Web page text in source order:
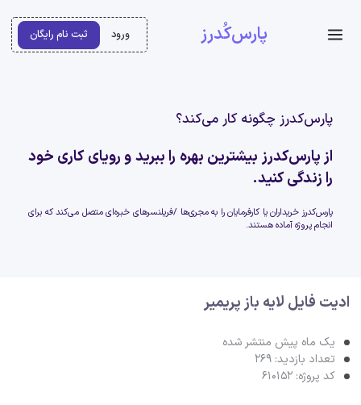
پارس‌کُدرز ورود ثبت نام رایگان
پارس‌کدرز چگونه کار می‌کند؟
از پارس‌کدرز بیشترین بهره را ببرید و رویای کاری خود
را زندگی کنید.
پارس‌کدرز خریداران یا کارفرمایان را به مجری‌ها /فریلنسرهای خبره‌ای متصل می‌کند که برای
انجام پروژه آماده هستند.
ادیت فایل لایه باز پریمیر
یک ماه پیش منتشر شده
تعداد بازدید: 269
کد پروژه: 610152